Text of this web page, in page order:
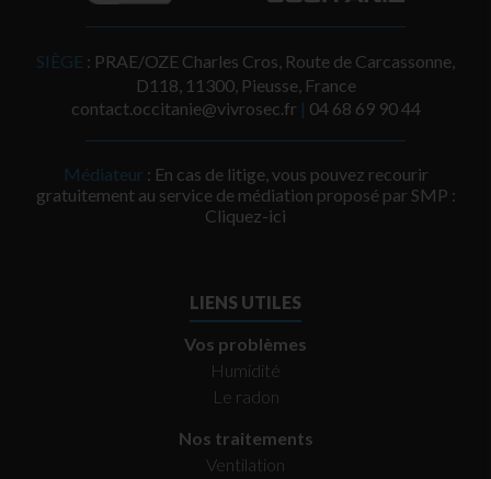
SIÈGE : PRAE/OZE Charles Cros, Route de Carcassonne,
D118, 11300, Pieusse, France
contact.occitanie@vivrosec.fr | ‭04 68 69 90 44‬
Médiateur : En cas de litige, vous pouvez recourir
gratuitement au service de médiation proposé par SMP :
Cliquez-ici
LIENS UTILES
Vos problèmes
Humidité
Le radon
Nos traitements
Ventilation